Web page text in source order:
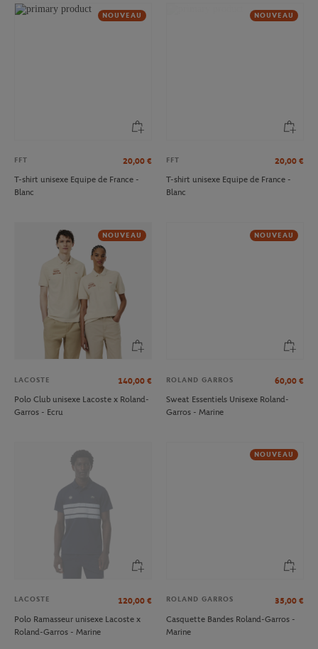
NOUVEAU
FFT 20,00 €
T-shirt unisexe Equipe de France -
Blanc
NOUVEAU
FFT 20,00 €
T-shirt unisexe Equipe de France -
Blanc
NOUVEAU
LACOSTE 140,00 €
Polo Club unisexe Lacoste x Roland-
Garros - Ecru
NOUVEAU
ROLAND GARROS 60,00 €
Sweat Essentiels Unisexe Roland-
Garros - Marine
LACOSTE 120,00 €
Polo Ramasseur unisexe Lacoste x
Roland-Garros - Marine
NOUVEAU
ROLAND GARROS 35,00 €
Casquette Bandes Roland-Garros -
Marine